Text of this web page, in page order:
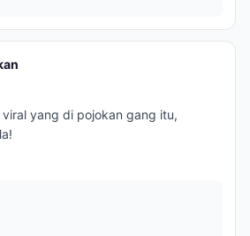
yang di pojokan gang itu,